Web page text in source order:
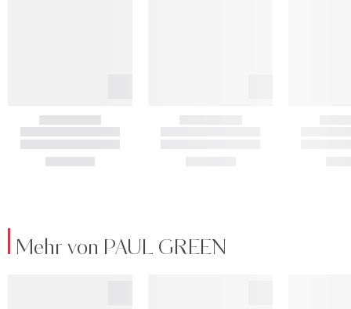
Mehr von PAUL GREEN